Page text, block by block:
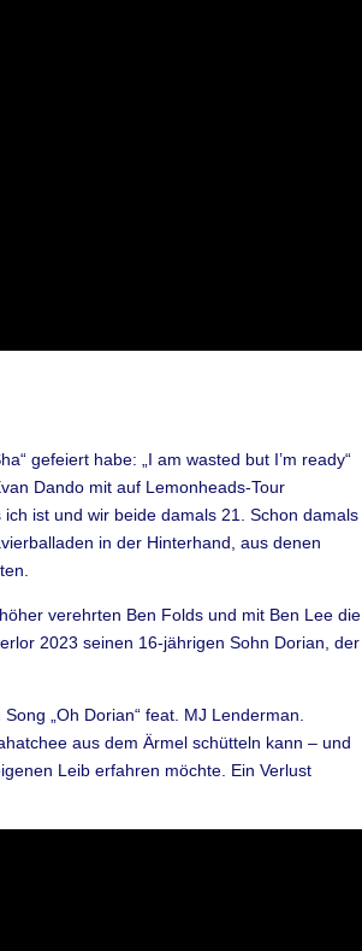
gefeiert habe: „I am wasted but I’m ready“
Dando mit auf Lemonheads-Tour
ist und wir beide damals 21. Schon damals
in der Hinterhand, aus denen
verehrten Ben Folds und mit Ben Lee die
2023 seinen 16-jährigen Sohn Dorian, der
„Oh Dorian“ feat. MJ Lenderman.
aus dem Ärmel schütteln kann – und
Leib erfahren möchte. Ein Verlust